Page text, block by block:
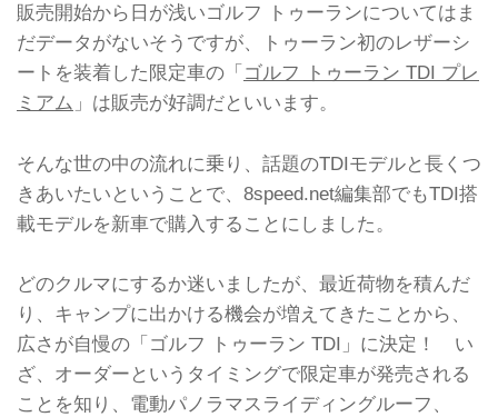
販売開始から日が浅いゴルフ トゥーランについてはま
だデータがないそうですが、トゥーラン初のレザーシ
ートを装着した限定車の「 ゴルフ トゥーラン TDI プレ
ミアム 」は販売が好調だといいます。
そんな世の中の流れに乗り、話題のTDIモデルと長くつ
きあいたいということで、8speed.net編集部でもTDI搭
載モデルを新車で購入することにしました。
どのクルマにするか迷いましたが、最近荷物を積んだ
り、キャンプに出かける機会が増えてきたことから、
広さが自慢の「ゴルフ トゥーラン TDI」に決定！ い
ざ、オーダーというタイミングで限定車が発売される
ことを知り、電動パノラマスライディングルーフ、